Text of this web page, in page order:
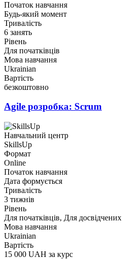
Початок навчання
Будь-який момент
Тривалість
6 занять
Рівень
Для початківців
Мова навчання
Ukrainian
Вартість
безкоштовно
Agile розробка: Scrum
Навчальний центр
SkillsUp
Формат
Online
Початок навчання
Дата формується
Тривалість
3 тижнів
Рівень
Для початківців, Для досвідчених
Мова навчання
Ukrainian
Вартість
15 000 UAH за курс